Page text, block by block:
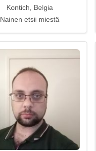
Kontich, Belgia
Nainen etsii miestä